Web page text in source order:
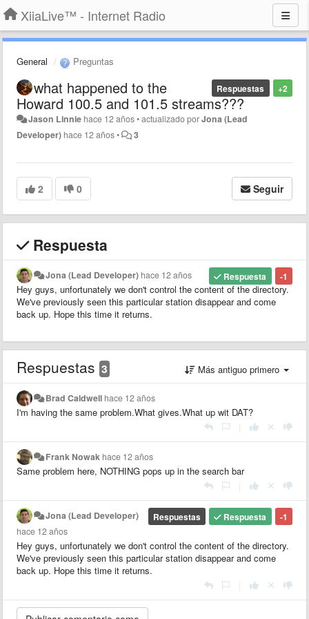
XiiaLive™ - Internet Radio
General Preguntas
+2
Respuestas
what happened to the
Howard 100.5 and 101.5 streams???
Jason Linnie hace 12 años•actualizado porJona (Lead
Developer) hace 12 años• 3
2 0 Seguir
Respuesta
-1
Respuesta
Jona (Lead Developer) hace 12 años
Hey guys, unfortunately we don't control the content of the directory.
We've previously seen this particular station disappear and come
back up. Hope this time it returns.
Respuestas 3 Más antiguo primero
Brad Caldwell hace 12 años
I'm having the same problem.What gives.What up wit DAT?
Frank Nowak hace 12 años
Same problem here, NOTHING pops up in the search bar
-1
Respuesta
Respuestas
Jona (Lead Developer)
hace 12 años
Hey guys, unfortunately we don't control the content of the directory.
We've previously seen this particular station disappear and come
back up. Hope this time it returns.